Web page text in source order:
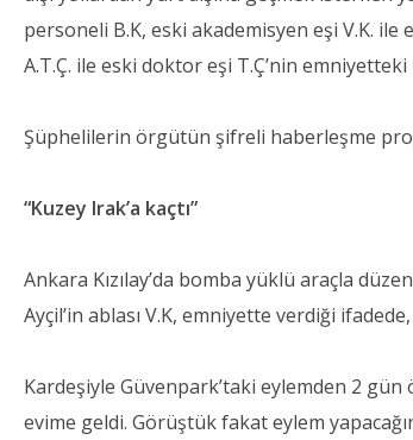
personeli B.K, eski akademisyen eşi V.K. ile
A.T.Ç. ile eski doktor eşi T.Ç’nin
Şüphelilerin örgütün şifreli haberleşme
“Kuzey Irak’a kaçtı”
Ankara Kızılay’da bomba yüklü araçla
Ayçil’in ablası V.K, emniyette verdiği
Kardeşiyle Güvenpark’taki eylemden 2
evime geldi. Görüştük fakat eylem